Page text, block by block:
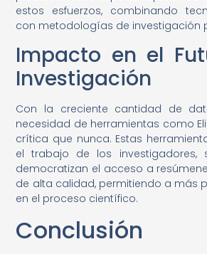
estos esfuerzos, combinando
con metodologías de investigación
Impacto en el
Investigación
Con la creciente cantidad de
necesidad de herramientas como
crítica que nunca. Estas
el trabajo de los investigadores,
democratizan el acceso a
de alta calidad, permitiendo a más
en el proceso científico.
Conclusión